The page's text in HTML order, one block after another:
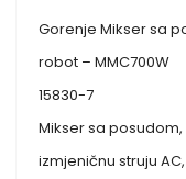
Gorenje Mikser sa
robot – MMC700W
15830-7
Mikser sa
izmjeničnu struju